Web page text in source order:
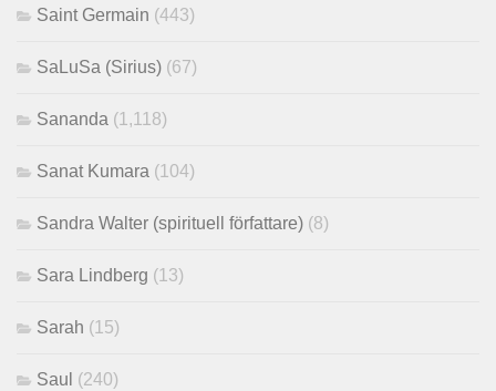
Saint Germain (443)
SaLuSa (Sirius) (67)
Sananda (1,118)
Sanat Kumara (104)
Sandra Walter (spirituell författare) (8)
Sara Lindberg (13)
Sarah (15)
Saul (240)